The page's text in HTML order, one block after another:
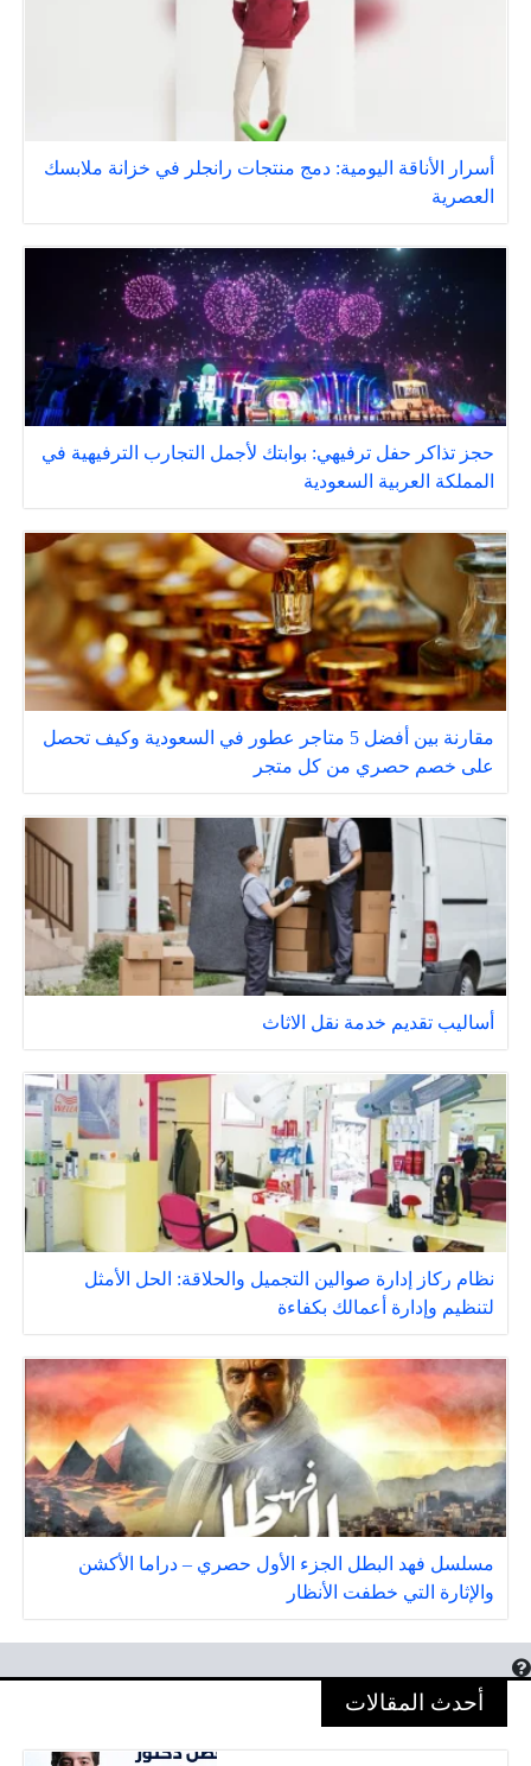
أسرار الأناقة اليومية: دمج منتجات رانجلر في خزانة ملابسك
العصرية
حجز تذاكر حفل ترفيهي: بوابتك لأجمل التجارب الترفيهية في
المملكة العربية السعودية
مقارنة بين أفضل 5 متاجر عطور في السعودية وكيف تحصل
على خصم حصري من كل متجر
أساليب تقديم خدمة نقل الاثاث
نظام ركاز إدارة صوالين التجميل والحلاقة: الحل الأمثل
لتنظيم وإدارة أعمالك بكفاءة
مسلسل فهد البطل الجزء الأول حصري – دراما الأكشن
والإثارة التي خطفت الأنظار
أحدث المقالات